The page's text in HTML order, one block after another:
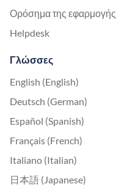
Ορόσημα της εφαρμογής
Helpdesk
Γλώσσες
English (English)
Deutsch (German)
Español (Spanish)
Français (French)
Italiano (Italian)
日本語 (Japanese)